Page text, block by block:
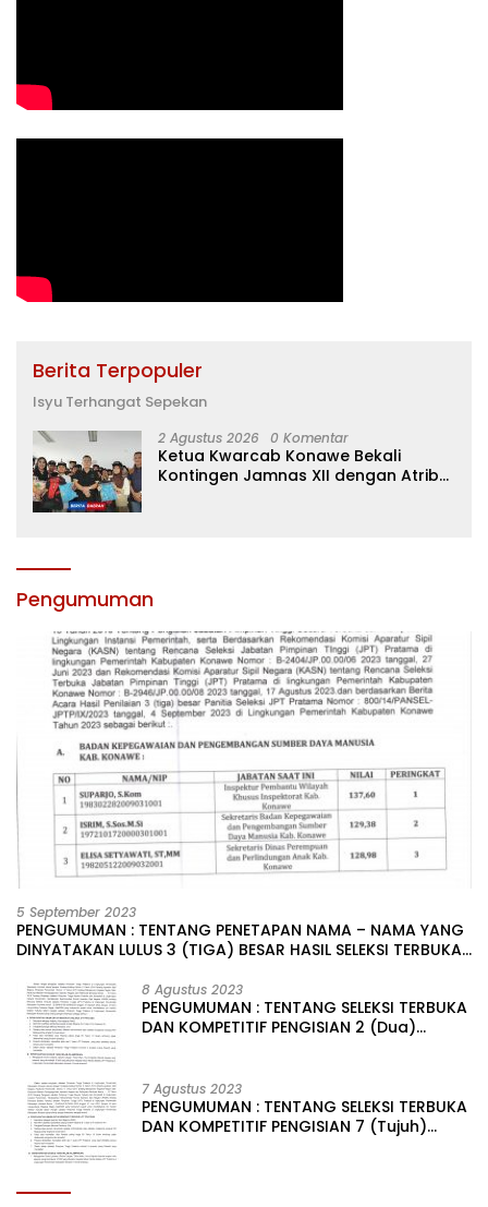
Berita Terpopuler
Isyu Terhangat Sepekan
2 Agustus 2026 0 Komentar
Ketua Kwarcab Konawe Bekali
Kontingen Jamnas XII dengan Atribut
Pengumuman
5 September 2023
PENGUMUMAN : TENTANG PENETAPAN NAMA – NAMA YANG
DINYATAKAN LULUS 3 (TIGA) BESAR HASIL SELEKSI TERBUKA
LINGKUNGAN PEMERINTAH DAERAH KABUPATEN KONAWE
8 Agustus 2023
PENGUMUMAN : TENTANG SELEKSI TERBUKA
DAN KOMPETITIF PENGISIAN 2 (Dua)
KABUPATEN KONAWE
7 Agustus 2023
PENGUMUMAN : TENTANG SELEKSI TERBUKA
DAN KOMPETITIF PENGISIAN 7 (Tujuh)